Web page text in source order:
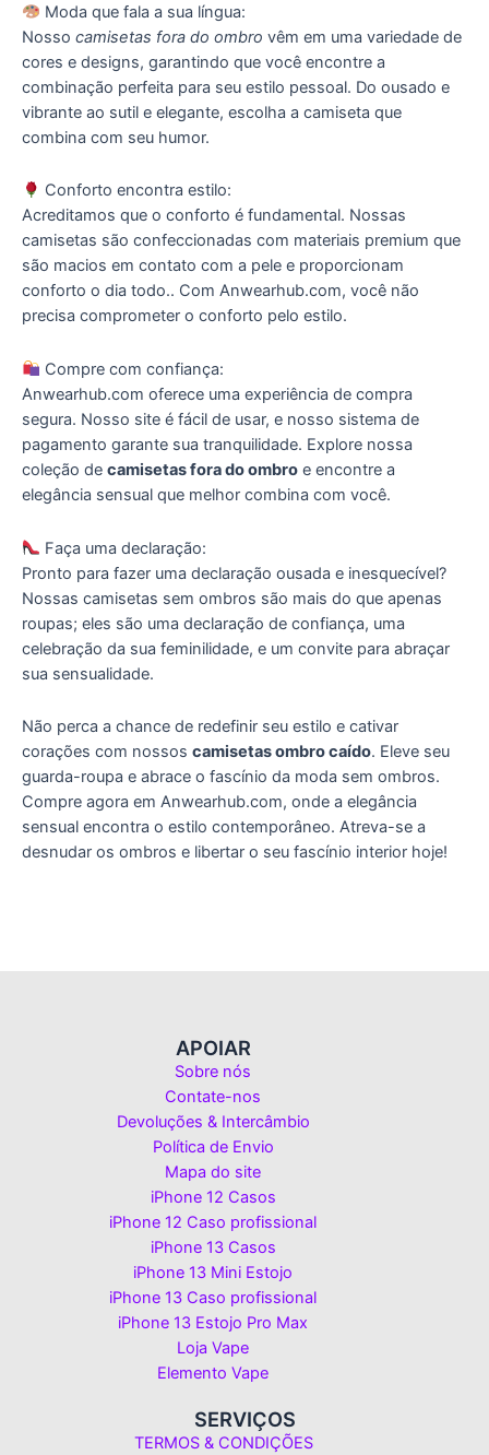
Moda que fala a sua língua:
Nosso camisetas fora do ombro vêm em uma variedade de
cores e designs, garantindo que você encontre a
combinação perfeita para seu estilo pessoal. Do ousado e
vibrante ao sutil e elegante, escolha a camiseta que
combina com seu humor.
Conforto encontra estilo:
Acreditamos que o conforto é fundamental. Nossas
camisetas são confeccionadas com materiais premium que
são macios em contato com a pele e proporcionam
conforto o dia todo.. Com Anwearhub.com, você não
precisa comprometer o conforto pelo estilo.
Compre com confiança:
Anwearhub.com oferece uma experiência de compra
segura. Nosso site é fácil de usar, e nosso sistema de
pagamento garante sua tranquilidade. Explore nossa
coleção de camisetas fora do ombro e encontre a
elegância sensual que melhor combina com você.
Faça uma declaração:
Pronto para fazer uma declaração ousada e inesquecível?
Nossas camisetas sem ombros são mais do que apenas
roupas; eles são uma declaração de confiança, uma
celebração da sua feminilidade, e um convite para abraçar
sua sensualidade.
Não perca a chance de redefinir seu estilo e cativar
corações com nossos camisetas ombro caído. Eleve seu
guarda-roupa e abrace o fascínio da moda sem ombros.
Compre agora em Anwearhub.com, onde a elegância
sensual encontra o estilo contemporâneo. Atreva-se a
desnudar os ombros e libertar o seu fascínio interior hoje!
APOIAR
Sobre nós
Contate-nos
Devoluções & Intercâmbio
Política de Envio
Mapa do site
iPhone 12 Casos
iPhone 12 Caso profissional
iPhone 13 Casos
iPhone 13 Mini Estojo
iPhone 13 Caso profissional
iPhone 13 Estojo Pro Max
Loja Vape
Elemento Vape
SERVIÇOS
TERMOS & CONDIÇÕES